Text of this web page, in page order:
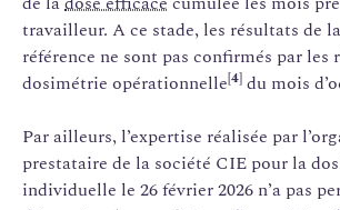
travailleur. A ce stade, les résultats de
référence ne sont pas confirmés par les
dosimétrie opérationnelle[4] du mois
Par ailleurs, l’expertise réalisée par
prestataire de la société CIE pour la
individuelle le 26 février 2026 n’a pas